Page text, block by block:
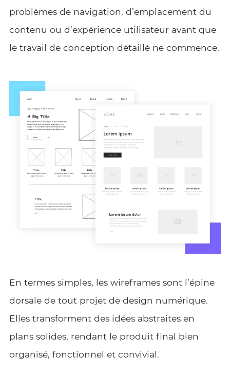
problèmes de navigation, d’emplacement du
contenu ou d’expérience utilisateur avant que
le travail de conception détaillé ne commence.
En termes simples, les wireframes sont l’épine
dorsale de tout projet de design numérique.
Elles transforment des idées abstraites en
plans solides, rendant le produit final bien
organisé, fonctionnel et convivial.